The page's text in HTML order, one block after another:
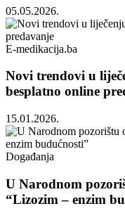
05.05.2026.
E-medikacija.ba
Novi trendovi u
besplatno online
15.01.2026.
Događanja
U Narodnom
“Lizozim – enzim